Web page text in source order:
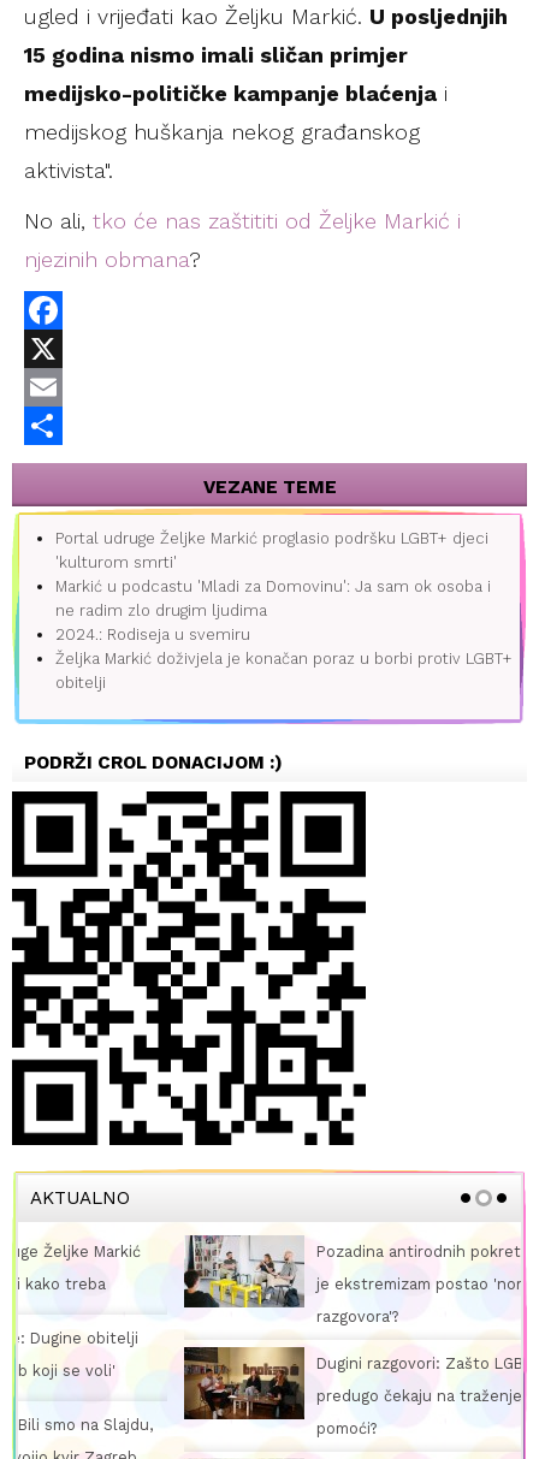
ugled i vrijeđati kao Željku Markić. U posljednjih
15 godina nismo imali sličan primjer
medijsko-političke kampanje blaćenja i
medijskog huškanja nekog građanskog
aktivista".
No ali, tko će nas zaštititi od Željke Markić i
njezinih obmana?
Facebook
X
Email
Share
VEZANE TEME
Portal udruge Željke Markić proglasio podršku LGBT+ djeci
'kulturom smrti'
Markić u podcastu 'Mladi za Domovinu': Ja sam ok osoba i
ne radim zlo drugim ljudima
2024.: Rodiseja u svemiru
Željka Markić doživjela je konačan poraz u borbi protiv LGBT+
obitelji
PODRŽI CROL DONACIJOM :)
AKTUALNO
Pozadina antirodnih pokreta u Hrvatskoj: Kako
je ekstremizam postao 'normalna strana
Dugini razgovori: Zašto LGBTIQ+ osobe
predugo čekaju na traženje psihološke